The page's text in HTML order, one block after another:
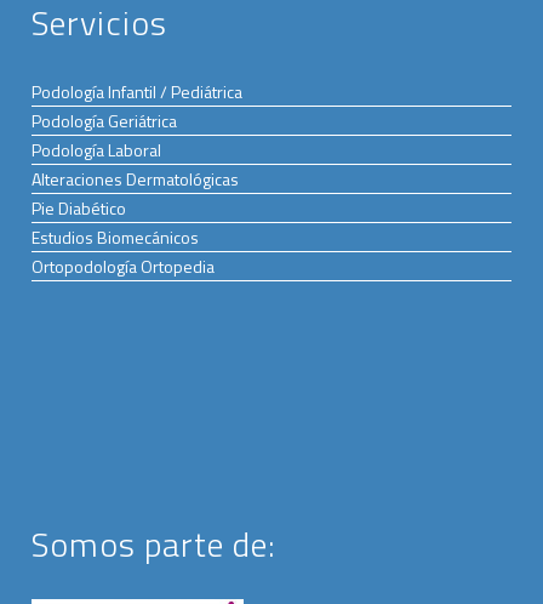
Servicios
Podología Infantil / Pediátrica
Podología Geriátrica
Podología Laboral
Alteraciones Dermatológicas
Pie Diabético
Estudios Biomecánicos
Ortopodología Ortopedia
Somos parte de: